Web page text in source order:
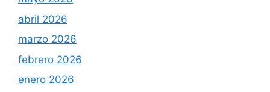
abril 2026
marzo 2026
febrero 2026
enero 2026